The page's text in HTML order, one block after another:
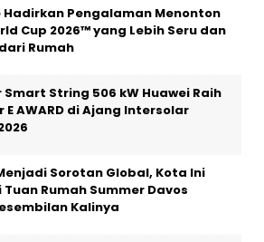
Hadirkan Pengalaman Menonton
Cup 2026™ yang Lebih Seru dan
Rumah
String 506 kW Huawei Raih
E AWARD di Ajang Intersolar
Sorotan Global, Kota Ini
Rumah Summer Davos
Kalinya